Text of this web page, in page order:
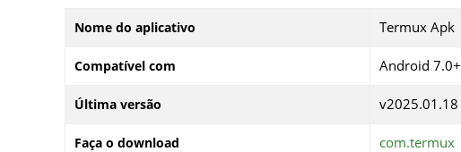
Nome do aplicativo Termux Apk
Compatível com Android 7.0+
Última versão v2025.01.18
Faça o download com.termux